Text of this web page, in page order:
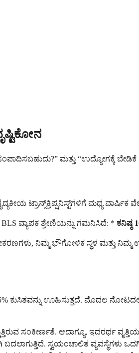
ಮತ್ತು “ಉದ್ಯೋಗಕ್ಕೆ
ಟ್ರಾನ್ಸ್‌ಕ್ರಿಪ್ಷನಿಸ್ಟ್‌ಗಳಿಗೆ ಮಧ್ಯ ವಾರ್ಷಿಕ
ವ್ಯಾಪಕ ಶ್ರೇಣಿಯನ್ನು ಗಮನಿಸಿದೆ: * ಕನಿಷ್ಠ
ನಿಮ್ಮ ಭೌಗೋಳಿಕ ಸ್ಥಳ ಮತ್ತು ನಿಮ್ಮ
5% ಕುಸಿತವನ್ನು ಊಹಿಸುತ್ತದೆ. ಮೊದಲ
ಸಂಕೀರ್ಣತೆ. ಆದಾಗ್ಯೂ, ಇದರರ್ಥ
ಬದಲಾಗುತ್ತಿದೆ. ಸ್ವಯಂಚಾಲಿತ ವ್ಯವಸ್ಥೆಗಳು